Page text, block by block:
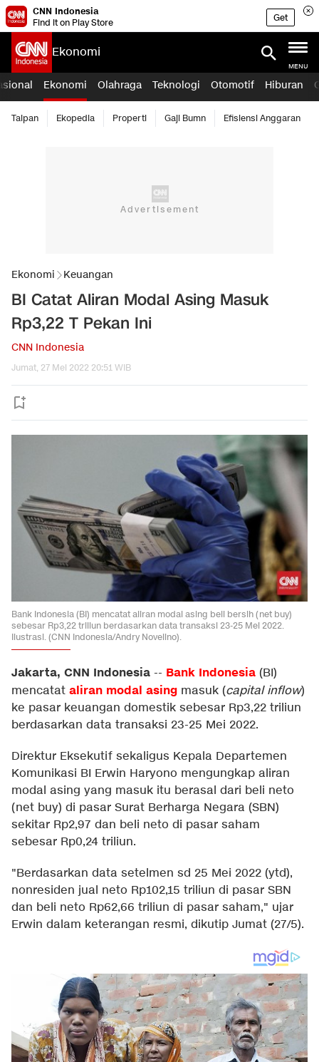
CNN Indonesia
Find it on Play Store
Get
Ekonomi
MENU
Ekonomi Olahraga Teknologi Otomotif Hiburan
Taipan Ekopedia Properti Gaji Bumn Efisiensi Anggaran
Ekonomi Keuangan
BI Catat Aliran Modal Asing Masuk
Rp3,22 T Pekan Ini
CNN Indonesia
Jumat, 27 Mei 2022 20:51 WIB
Bank Indonesia (BI) mencatat aliran modal asing beli bersih (net buy)
sebesar Rp3,22 triliun berdasarkan data transaksi 23-25 Mei 2022.
Ilustrasi. (CNN Indonesia/Andry Novelino).
Jakarta, CNN Indonesia -- Bank Indonesia (BI)
mencatat aliran modal asing masuk (capital inflow)
ke pasar keuangan domestik sebesar Rp3,22 triliun
berdasarkan data transaksi 23-25 Mei 2022.
Direktur Eksekutif sekaligus Kepala Departemen
Komunikasi BI Erwin Haryono mengungkap aliran
modal asing yang masuk itu berasal dari beli neto
(net buy) di pasar Surat Berharga Negara (SBN)
sekitar Rp2,97 dan beli neto di pasar saham
sebesar Rp0,24 triliun.
"Berdasarkan data setelmen sd 25 Mei 2022 (ytd),
nonresiden jual neto Rp102,15 triliun di pasar SBN
dan beli neto Rp62,66 triliun di pasar saham," ujar
Erwin dalam keterangan resmi, dikutip Jumat (27/5).